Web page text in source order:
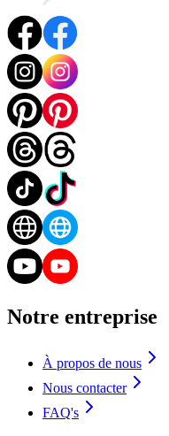
Notre entreprise
À propos de nous
Nous contacter
FAQ's